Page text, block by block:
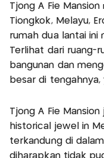
Tjong A Fie
Tiongkok, Melayu,
rumah dua lantai ini
Terlihat dari ruang-
bangunan dan
besar di tengahnya,
Tjong A Fie
historical jewel in
terkandung di
diharapkan tidak